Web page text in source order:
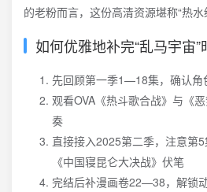
的老粉而言，这份高清资源堪称“热水
如何优雅地补完“乱马宇宙”
先回顾第一季1—18集，确认角
观看OVA《热斗歌合战》与《
奏
直接接入2025第二季，注意第
《中国寝昆仑大决战》伏笔
完结后补漫画卷22—38，解锁